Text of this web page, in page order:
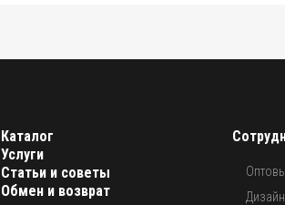
Каталог
Услуги
Статьи и советы
Обмен и возврат